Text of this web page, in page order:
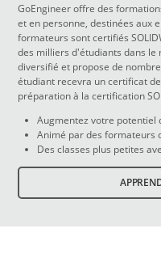
GoEngineer offre des
et en personne, destinées aux
formateurs sont certifiés
des milliers d'étudiants dans
diversifié et propose de
étudiant recevra un certificat
préparation à la certification
Augmentez votre potentiel
Animé par des formateurs
Des classes plus petites